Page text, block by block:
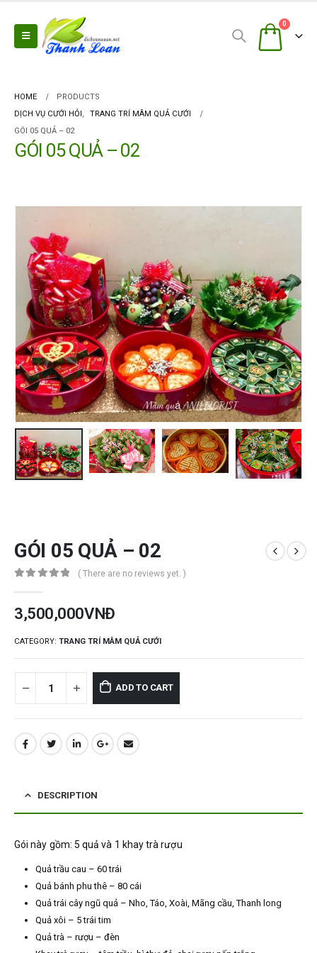
0
HOME
PRODUCTS
DỊCH VỤ CƯỚI HỎI ,
TRANG TRÍ MÂM QUẢ CƯỚI
GÓI 05 QUẢ – 02
GÓI 05 QUẢ – 02
GÓI 05 QUẢ – 02
( There are no reviews yet. )
3,500,000VNĐ
CATEGORY: TRANG TRÍ MÂM QUẢ CƯỚI
ADD TO CART
DESCRIPTION
Gói này gồm: 5 quả và 1 khay trà rượu
Quả trầu cau – 60 trái
Quả bánh phu thê – 80 cái
Quả trái cây ngũ quả – Nho, Táo, Xoài, Mãng cầu, Thanh long
Quả xôi – 5 trái tim
Quả trà – rượu – đèn